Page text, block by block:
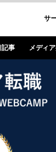
サ転
記事 メディ